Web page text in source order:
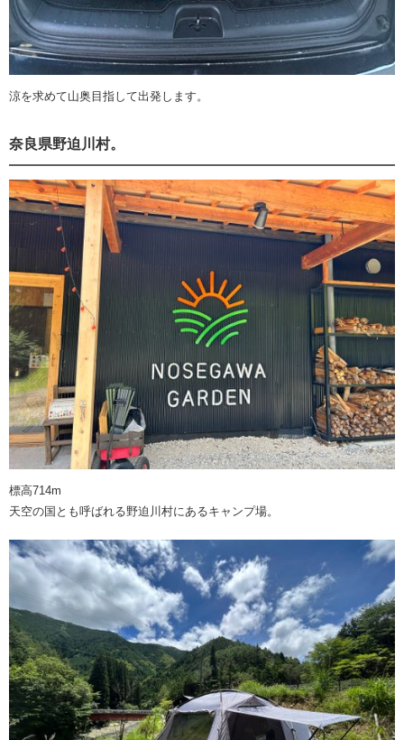
涼を求めて山奥目指して出発します。
奈良県野迫川村。
標高714m
天空の国とも呼ばれる野迫川村にあるキャンプ場。